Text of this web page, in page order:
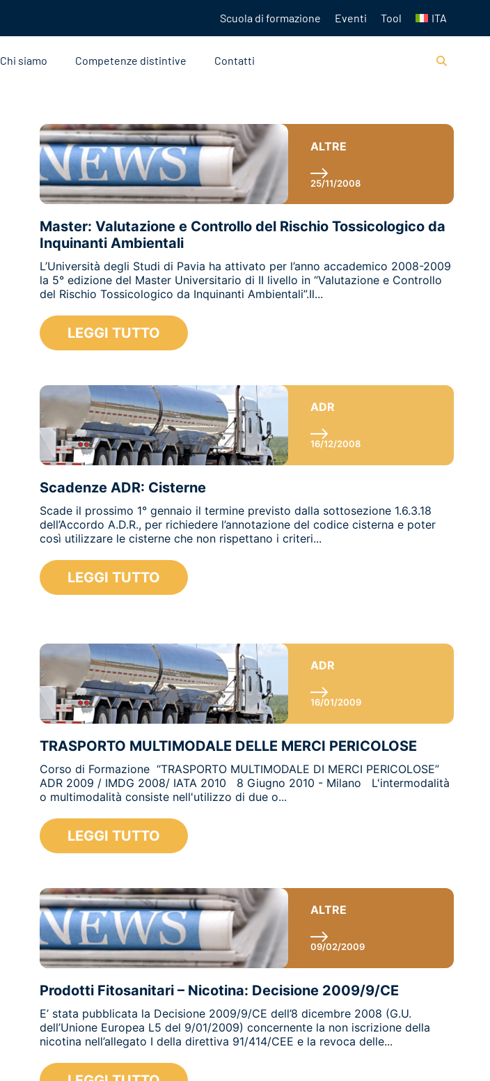
Scuola di formazione Eventi Tool ITA
Chi siamo Competenze distintive Contatti
ALTRE
25/11/2008
Master: Valutazione e Controllo del Rischio Tossicologico da
Inquinanti Ambientali
L’Università degli Studi di Pavia ha attivato per l’anno accademico 2008-2009
la 5° edizione del Master Universitario di II livello in “Valutazione e Controllo
del Rischio Tossicologico da Inquinanti Ambientali”.Il...
LEGGI TUTTO
ADR
16/12/2008
Scadenze ADR: Cisterne
Scade il prossimo 1° gennaio il termine previsto dalla sottosezione 1.6.3.18
dell’Accordo A.D.R., per richiedere l’annotazione del codice cisterna e poter
così utilizzare le cisterne che non rispettano i criteri...
LEGGI TUTTO
ADR
16/01/2009
TRASPORTO MULTIMODALE DELLE MERCI PERICOLOSE
Corso di Formazione “TRASPORTO MULTIMODALE DI MERCI PERICOLOSE”
ADR 2009 / IMDG 2008/ IATA 2010 8 Giugno 2010 - Milano L'intermodalità
o multimodalità consiste nell'utilizzo di due o...
LEGGI TUTTO
ALTRE
09/02/2009
Prodotti Fitosanitari – Nicotina: Decisione 2009/9/CE
E’ stata pubblicata la Decisione 2009/9/CE dell’8 dicembre 2008 (G.U.
dell’Unione Europea L5 del 9/01/2009) concernente la non iscrizione della
nicotina nell’allegato I della direttiva 91/414/CEE e la revoca delle...